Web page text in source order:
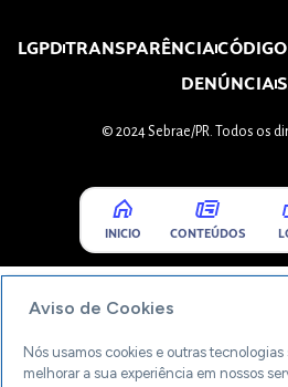
LGPDTRANSPARÊNCIA
DENÚNCIA
© 2024 Sebrae/PR. Todos os
INICIO CONTEÚDOS
Aviso de Cookies
Nós usamos cookies e outras
melhorar a sua experiência em nossos